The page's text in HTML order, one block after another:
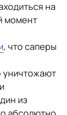
на
момент
, что саперы
из